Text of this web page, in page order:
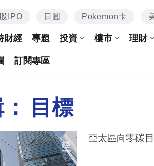
IPO 日圓 Pokemon卡
財經 專題 投資 樓市 理財
訂閱專區
目標
亞太區向零碳